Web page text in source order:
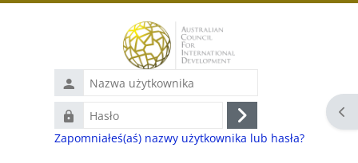
Nazwa
użytkownika
Hasło
Zaloguj
się
Zapomniałeś(aś) nazwy użytkownika lub hasła?